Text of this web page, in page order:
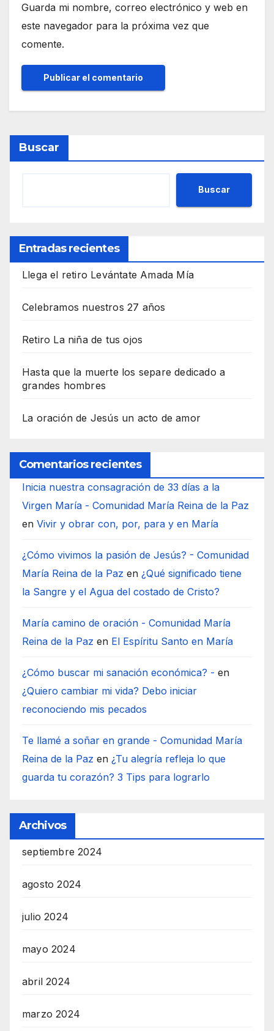
Guarda mi nombre, correo electrónico y web en
este navegador para la próxima vez que
comente.
Buscar
Buscar
Entradas recientes
Llega el retiro Levántate Amada Mía
Celebramos nuestros 27 años
Retiro La niña de tus ojos
Hasta que la muerte los separe dedicado a
grandes hombres
La oración de Jesús un acto de amor
Comentarios recientes
Inicia nuestra consagración de 33 días a la
Virgen María - Comunidad María Reina de la Paz
en Vivir y obrar con, por, para y en María
¿Cómo vivimos la pasión de Jesús? - Comunidad
María Reina de la Paz en ¿Qué significado tiene
la Sangre y el Agua del costado de Cristo?
María camino de oración - Comunidad María
Reina de la Paz en El Espíritu Santo en María
¿Cómo buscar mi sanación económica? - en
¿Quiero cambiar mi vida? Debo iniciar
reconociendo mis pecados
Te llamé a soñar en grande - Comunidad María
Reina de la Paz en ¿Tu alegría refleja lo que
guarda tu corazón? 3 Tips para lograrlo
Archivos
septiembre 2024
agosto 2024
julio 2024
mayo 2024
abril 2024
marzo 2024